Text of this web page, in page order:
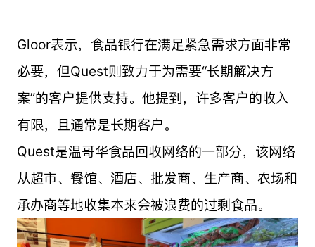
Gloor表示，食品银行在满足紧急需求方面非常
必要，但Quest则致力于为需要“长期解决方
案”的客户提供支持。他提到，许多客户的收入
有限，且通常是长期客户。
Quest是温哥华食品回收网络的一部分，该网络
从超市、餐馆、酒店、批发商、生产商、农场和
承办商等地收集本来会被浪费的过剩食品。